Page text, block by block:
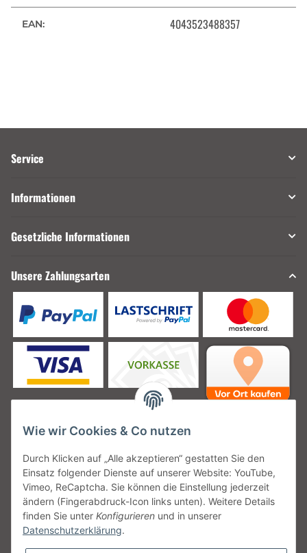
EAN: 4043523488357
Service
Informationen
Gesetzliche Informationen
Unsere Zahlungsarten
Unsere Versanddienstleister
Unsere Communities
Wie wir Cookies & Co nutzen
Durch Klicken auf „Alle akzeptieren“ gestatten Sie den
Einsatz folgender Dienste auf unserer Website: YouTube,
Vimeo, ReCaptcha. Sie können die Einstellung jederzeit
ändern (Fingerabdruck-Icon links unten). Weitere Details
finden Sie unter Konfigurieren und in unserer
Datenschutzerklärung.